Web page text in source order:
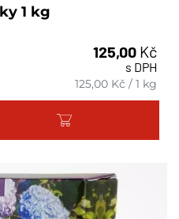
1 kg
125,00 Kč
s DPH
125,00 Kč /1 kg